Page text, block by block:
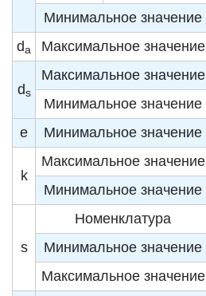
Минимальное значение
da Максимальное значение
ds
Максимальное значение
Минимальное значение
e
Минимальное значение
k
Максимальное значение
Минимальное значение
s
Номенклатура
Минимальное значение
Максимальное значение